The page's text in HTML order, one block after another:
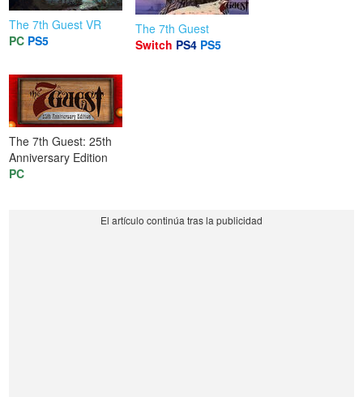
The 7th Guest VR
PC PS5
The 7th Guest
Switch PS4 PS5
The 7th Guest: 25th
Anniversary Edition
PC